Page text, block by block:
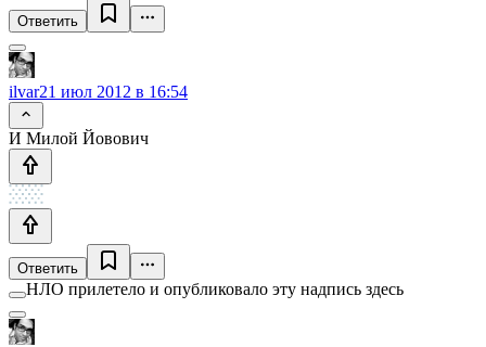
Ответить
ilvar21 июл 2012 в 16:54
И Милой Йовович
Ответить
НЛО прилетело и опубликовало эту надпись здесь